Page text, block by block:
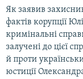
Як заявив
фактів корупції
кримінальні
залучені до цієї
й проти
юстиції